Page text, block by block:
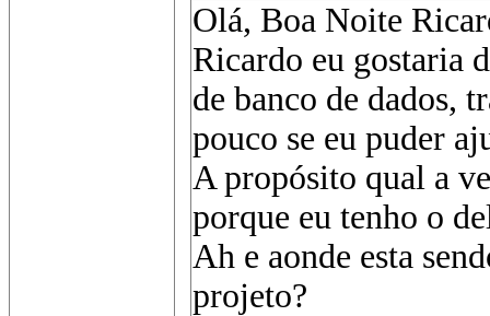
Olá, Boa Noite
Ricardo eu gostaria
de banco de dados,
pouco se eu puder
A propósito qual a
porque eu tenho o
Ah e aonde esta
projeto?